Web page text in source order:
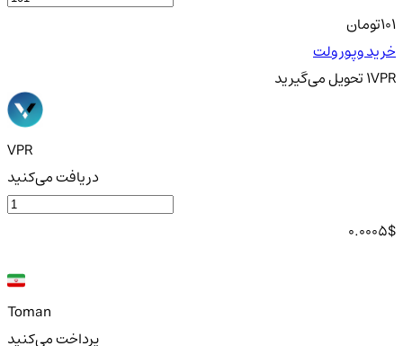
101تومان
خرید وپور ولت
1VPRتحویلمی‌گیرید
VPR
دریافت می‌کنید
0.0005$
Toman
پرداخت می‌کنید